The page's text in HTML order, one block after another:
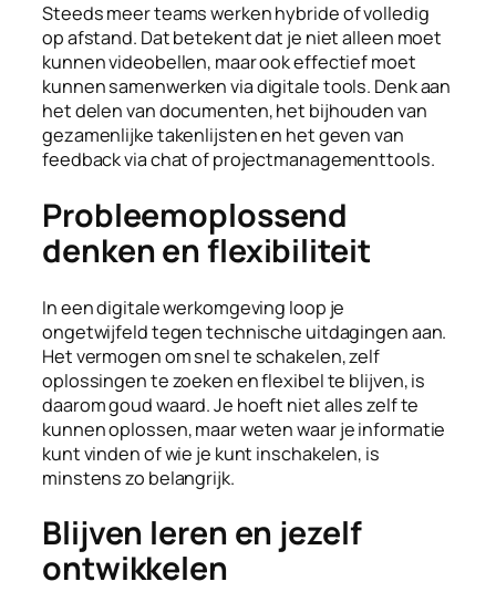
Steeds meer teams werken hybride of volledig
op afstand. Dat betekent dat je niet alleen moet
kunnen videobellen, maar ook effectief moet
kunnen samenwerken via digitale tools. Denk aan
het delen van documenten, het bijhouden van
gezamenlijke takenlijsten en het geven van
feedback via chat of projectmanagementtools.
Probleemoplossend
denken en flexibiliteit
In een digitale werkomgeving loop je
ongetwijfeld tegen technische uitdagingen aan.
Het vermogen om snel te schakelen, zelf
oplossingen te zoeken en flexibel te blijven, is
daarom goud waard. Je hoeft niet alles zelf te
kunnen oplossen, maar weten waar je informatie
kunt vinden of wie je kunt inschakelen, is
minstens zo belangrijk.
Blijven leren en jezelf
ontwikkelen